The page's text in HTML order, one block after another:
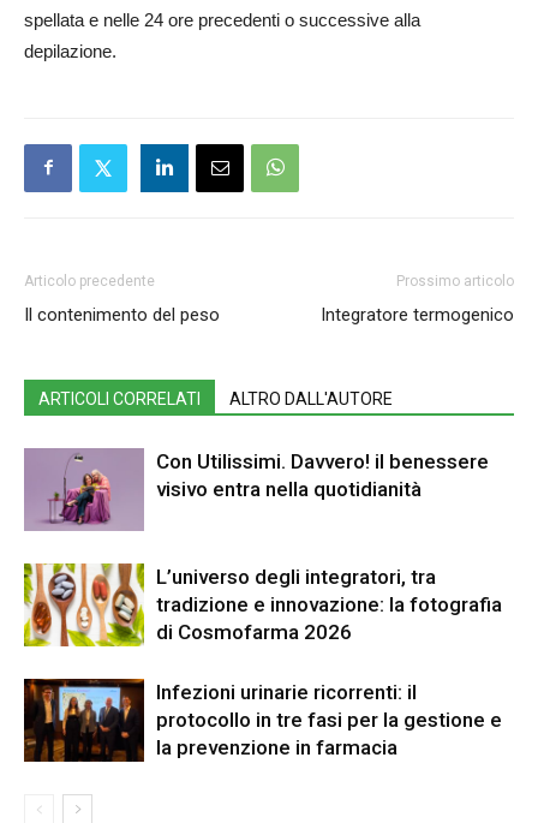
spellata e nelle 24 ore precedenti o successive alla
depilazione.
Articolo precedente
Il contenimento del peso
Prossimo articolo
Integratore termogenico
ARTICOLI CORRELATI ALTRO DALL'AUTORE
Con Utilissimi. Davvero! il benessere
visivo entra nella quotidianità
L’universo degli integratori, tra
tradizione e innovazione: la fotografia
di Cosmofarma 2026
Infezioni urinarie ricorrenti: il
protocollo in tre fasi per la gestione e
la prevenzione in farmacia